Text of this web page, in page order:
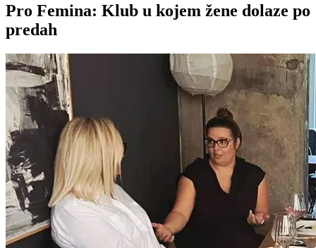
Pro Femina: Klub u kojem žene dolaze po
predah